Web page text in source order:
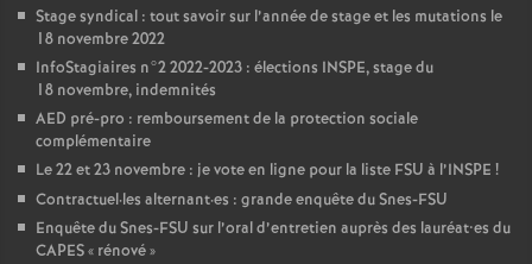
Stage syndical : tout savoir sur l’année de stage et les mutations le
18 novembre 2022
InfoStagiaires n°2 2022-2023 : élections INSPE, stage du
18 novembre, indemnités
AED pré-pro : remboursement de la protection sociale
complémentaire
Le 22 et 23 novembre : je vote en ligne pour la liste FSU à l’INSPE !
Contractuel·les alternant·es : grande enquête du Snes-FSU
Enquête du Snes-FSU sur l’oral d’entretien auprès des lauréat•es du
CAPES« rénové»